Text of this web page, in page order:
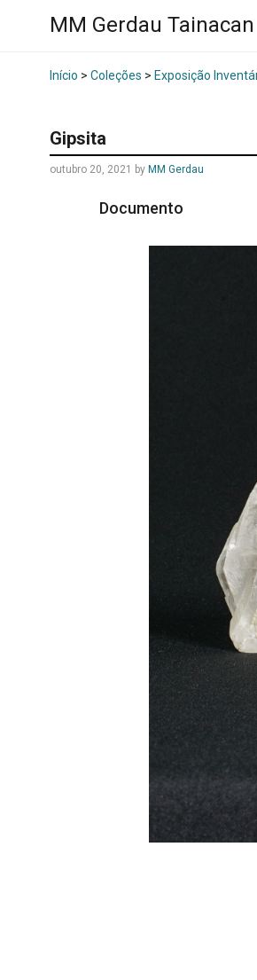
MM Gerdau Tainacan
Início > Coleções > Exposição
Gipsita
outubro 20, 2021 by MM Gerdau
Documento